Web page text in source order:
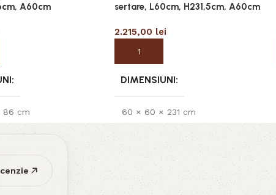
A60cm
86 cm
sertare, L60cm, H231,5cm, A60cm
2.215,00 lei
Adaugă în coș
DIMENSIUNI
60 × 60 × 231 cm